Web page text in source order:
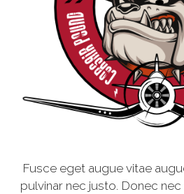
Fusce eget augue vitae
pulvinar nec justo. Donec